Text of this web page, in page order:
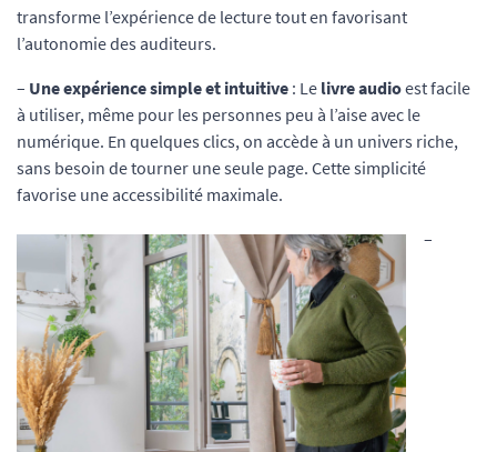
transforme l’expérience de lecture tout en favorisant
l’autonomie des auditeurs.
– Une expérience simple et intuitive : Le livre audioest facile
à utiliser, même pour les personnes peu à l’aise avec le
numérique. En quelques clics, on accède à un univers riche,
sans besoin de tourner une seule page. Cette simplicité
favorise une accessibilité maximale.
–